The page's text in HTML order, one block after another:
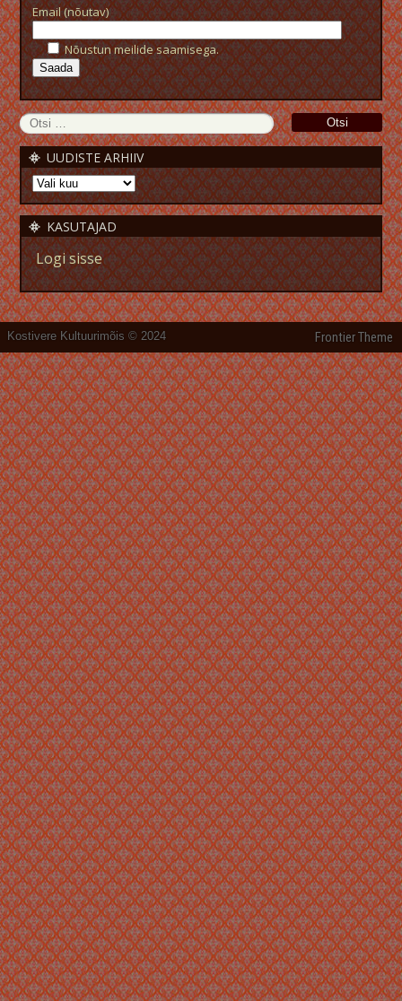
Email (nõutav)
Nõustun meilide saamisega.
UUDISTE ARHIIV
KASUTAJAD
Logi sisse
Kostivere Kultuurimõis © 2024 Frontier Theme